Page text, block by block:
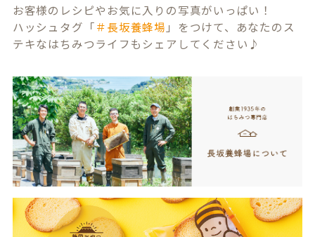
お客様のレシピやお気に入りの写真がいっぱい！
ハッシュタグ「＃長坂養蜂場 」をつけて、あなたのス
テキなはちみつライフもシェアしてください♪